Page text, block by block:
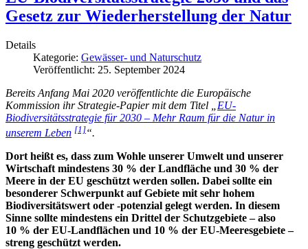
Gesetz zur Wiederherstellung der Natur
Details
Kategorie: Gewässer- und Naturschutz
Veröffentlicht: 25. September 2024
Bereits Anfang Mai 2020 veröffentlichte die Europäische
Kommission ihr Strategie-Papier mit dem Titel „ EU-
Biodiversitätsstrategie für 2030 – Mehr Raum für die Natur in
unserem Leben [1]“.
Dort heißt es, dass zum Wohle unserer Umwelt und unserer
Wirtschaft mindestens 30 % der Landfläche und 30 % der
Meere in der EU geschützt werden sollen. Dabei sollte ein
besonderer Schwerpunkt auf Gebiete mit sehr hohem
Biodiversitätswert oder -potenzial gelegt werden. In diesem
Sinne sollte mindestens ein Drittel der Schutzgebiete – also
10 % der EU-Landflächen und 10 % der EU-Meeresgebiete –
streng geschützt werden.